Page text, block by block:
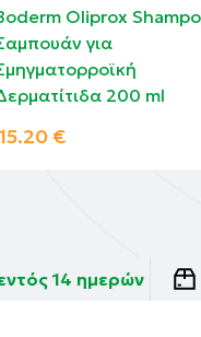
Oliprox
για
200 ml
€
14 ημερών